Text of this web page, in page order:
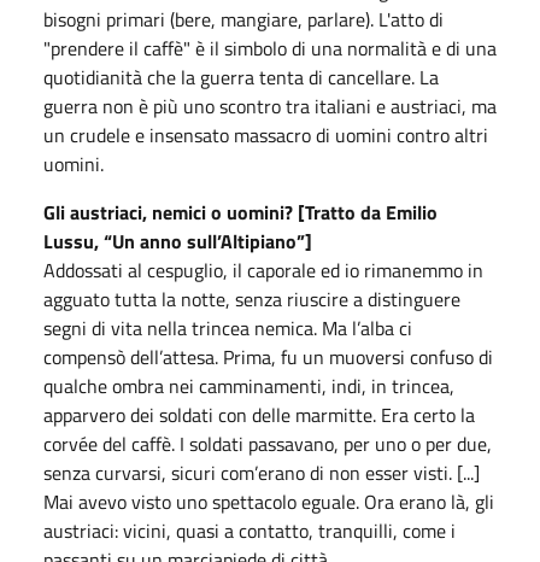
bisogni primari (bere, mangiare, parlare). L'atto di
"prendere il caffè" è il simbolo di una normalità e di una
quotidianità che la guerra tenta di cancellare. La
guerra non è più uno scontro tra italiani e austriaci, ma
un crudele e insensato massacro di uomini contro altri
uomini.
Gli austriaci, nemici o uomini? [Tratto da Emilio
Lussu, “Un anno sull’Altipiano”]
Addossati al cespuglio, il caporale ed io rimanemmo in
agguato tutta la notte, senza riuscire a distinguere
segni di vita nella trincea nemica. Ma l’alba ci
compensò dell’attesa. Prima, fu un muoversi confuso di
qualche ombra nei camminamenti, indi, in trincea,
apparvero dei soldati con delle marmitte. Era certo la
corvée del caffè. I soldati passavano, per uno o per due,
senza curvarsi, sicuri com’erano di non esser visti. [...]
Mai avevo visto uno spettacolo eguale. Ora erano là, gli
austriaci: vicini, quasi a contatto, tranquilli, come i